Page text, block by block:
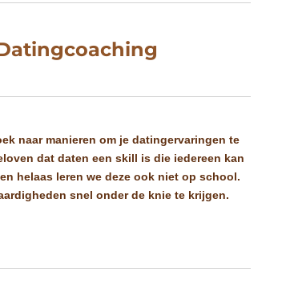
naar manieren om je datingervaringen te
dat daten een skill is die iedereen kan
helaas leren we deze ook niet op school.
snel onder de knie te krijgen.